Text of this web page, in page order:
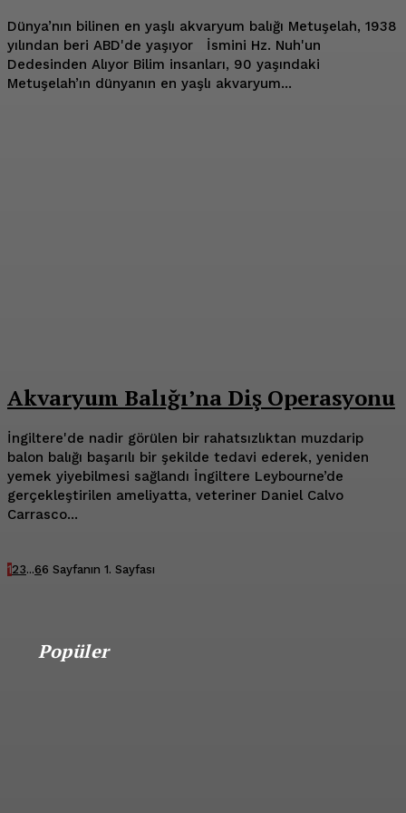
Dünya’nın bilinen en yaşlı akvaryum balığı Metuşelah, 1938
yılından beri ABD'de yaşıyor İsmini Hz. Nuh'un
Dedesinden Alıyor Bilim insanları, 90 yaşındaki
Metuşelah’ın dünyanın en yaşlı akvaryum...
Akvaryum Balığı’na Diş Operasyonu
İngiltere'de nadir görülen bir rahatsızlıktan muzdarip
balon balığı başarılı bir şekilde tedavi ederek, yeniden
yemek yiyebilmesi sağlandı İngiltere Leybourne’de
gerçekleştirilen ameliyatta, veteriner Daniel Calvo
Carrasco...
123...66 Sayfanın 1. Sayfası
Popüler